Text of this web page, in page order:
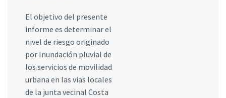
El objetivo del presente
informe es determinar el
nivel de riesgo originado
por Inundación pluvial de
los servicios de movilidad
urbana en las vias locales
de la junta vecinal Costa